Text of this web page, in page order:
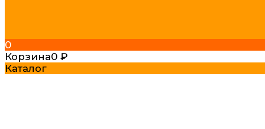
0
Корзина0 ₽
Каталог